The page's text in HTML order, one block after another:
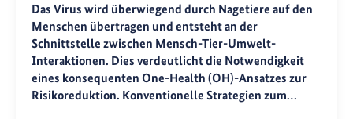
Das Virus wird überwiegend durch Nagetiere auf den
Menschen übertragen und entsteht an der
Schnittstelle zwischen Mensch-Tier-Umwelt-
Interaktionen. Dies verdeutlicht die Notwendigkeit
eines konsequenten One-Health (OH)-Ansatzes zur
Risikoreduktion. Konventionelle Strategien zum…